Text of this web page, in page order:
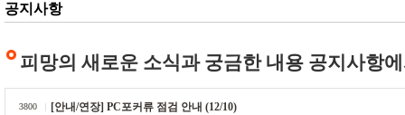
공지사항
피망의 새로운 소식과 궁금한 내용 공지사항
3800 [안내/연장] PC포커류 점검 안내 (12/10)